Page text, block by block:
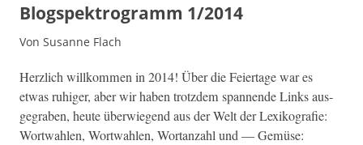
Blogspektrogramm 1/2014
Von Susanne Flach
Her­zlich willkom­men in 2014! Über die Feiertage war es
etwas ruhiger, aber wir haben trotz­dem span­nende Links aus­
ge­graben, heute über­wiegend aus der Welt der Lexiko­grafie:
Wort­wahlen, Wort­wahlen, Wor­tan­zahl und — Gemüse: